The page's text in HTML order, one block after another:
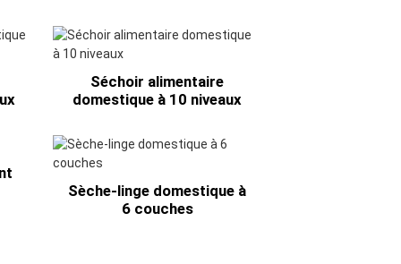
Séchoir alimentaire
domestique à 10 niveaux
Sèche-linge domestique à
6 couches